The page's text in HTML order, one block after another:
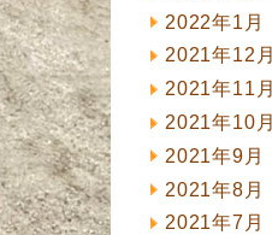
2022年1月
2021年12月
2021年11月
2021年10月
2021年9月
2021年8月
2021年7月